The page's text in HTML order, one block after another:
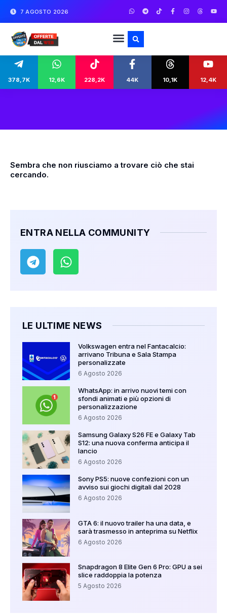
7 AGOSTO 2026
378,7K 12,6K 228,2K 44K 10,1K 12,4K
Sembra che non riusciamo a trovare ciò che stai
cercando.
ENTRA NELLA COMMUNITY
LE ULTIME NEWS
Volkswagen entra nel Fantacalcio:
arrivano Tribuna e Sala Stampa
personalizzate
6 Agosto 2026
WhatsApp: in arrivo nuovi temi con
sfondi animati e più opzioni di
personalizzazione
6 Agosto 2026
Samsung Galaxy S26 FE e Galaxy Tab
S12: una nuova conferma anticipa il
lancio
6 Agosto 2026
Sony PS5: nuove confezioni con un
avviso sui giochi digitali dal 2028
6 Agosto 2026
GTA 6: il nuovo trailer ha una data, e
sarà trasmesso in anteprima su Netflix
6 Agosto 2026
Snapdragon 8 Elite Gen 6 Pro: GPU a sei
slice raddoppia la potenza
5 Agosto 2026